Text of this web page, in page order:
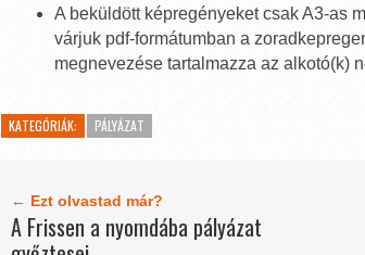
A beküldött képregényeket csak A3-as
várjuk pdf-formátumban a
megnevezése tartalmazza az alkotó(k)
KATEGÓRIÁK: PÁLYÁZAT
← Ezt olvastad már?
A Frissen a nyomdába pályázat